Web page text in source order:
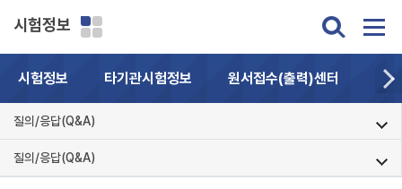
시험정보
시험정보 타기관시험정보 원서접수(출력)센터 자
질의/응답(Q&A)
질의/응답(Q&A)